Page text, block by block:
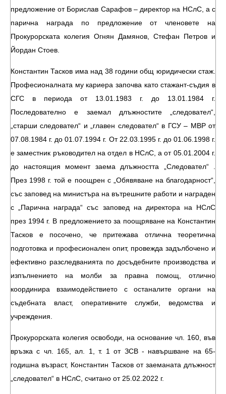
предложение от Борислав Сарафов – директор на НСлС, а с
парична награда по предложение от членовете на
Прокурорската колегия Огнян Дамянов, Стефан Петров и
Йордан Стоев.
Константин Тасков има над 38 години общ юридически стаж.
Професионалната му кариера започва като стажант-съдия в
СГС в периода от 13.01.1983 г. до 13.01.1984 г.
Последователно е заемал длъжностите „следовател“,
„старши следовател“ и „главен следовател“ в ГСУ – МВР от
07.08.1984 г. до 01.07.1994 г. От 22.03.1995 г. до 01.06.1998 г.
е заместник ръководител на отдел в НСлС, а от 05.01.2004 г.
до настоящия момент заема длъжността „Следовател“ .
През 1998 г. той е поощрен с „Обявяване на благодарност“,
със заповед на министъра на вътрешните работи и награден
с „Парична награда“ със заповед на директора на НСлС
през 1994 г. В предложението за поощряване на Константин
Тасков е посочено, че притежава отлична теоретична
подготовка и професионален опит, провежда задълбочено и
ефективно разследванията по досъдебните производства и
изпълнението на молби за правна помощ, отлично
координира взаимодействието с останалите органи на
съдебната власт, оперативните служби, ведомства и
учреждения.
Прокурорската колегия освободи, на основание чл. 160, във
връзка с чл. 165, ал. 1, т. 1 от ЗСВ - навършване на 65-
годишна възраст, Константин Тасков от заеманата длъжност
„следовател“ в НСлС, считано от 25.02.2022 г.